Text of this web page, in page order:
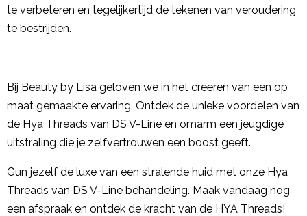
te verbeteren en tegelijkertijd de tekenen van veroudering
te bestrijden.
Bij Beauty by Lisa geloven we in het creëren van een op
maat gemaakte ervaring. Ontdek de unieke voordelen van
de Hya Threads van DS V-Line en omarm een jeugdige
uitstraling die je zelfvertrouwen een boost geeft.
Gun jezelf de luxe van een stralende huid met onze Hya
Threads van DS V-Line behandeling. Maak vandaag nog
een afspraak en ontdek de kracht van de HYA Threads!